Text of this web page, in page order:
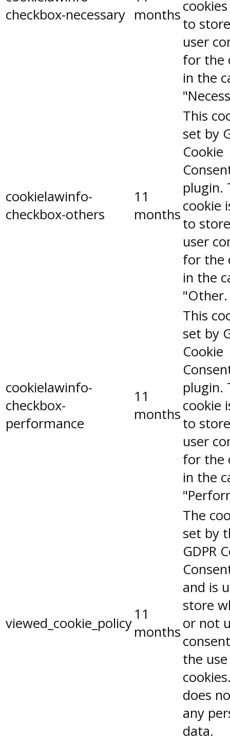
checkbox-necessary months
to
user
for the
in the
cookielawinfo-
checkbox-others
11
months
This
set by
Cookie
plugin.
cookie
to
user
for the
in the
"Other.
cookielawinfo-
checkbox-
performance
11
months
This
set by
Cookie
plugin.
cookie
to
user
for the
in the
viewed_cookie_policy
11
months
The
set by
GDPR
and is
store
or not
the
does
any
data.